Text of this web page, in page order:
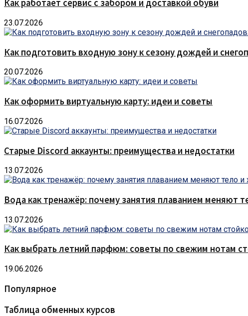
Как работает сервис с забором и доставкой обуви
23.07.2026
Как подготовить входную зону к сезону дождей и
20.07.2026
Как оформить виртуальную карту: идеи и советы
16.07.2026
Старые Discord аккаунты: преимущества и недостатки
13.07.2026
Вода как тренажёр: почему занятия плаванием меняют
13.07.2026
Как выбрать летний парфюм: советы по свежим нотам
19.06.2026
Популярное
Таблица обменных курсов